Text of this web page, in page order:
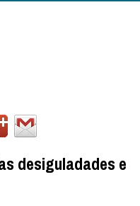
desiguladades e